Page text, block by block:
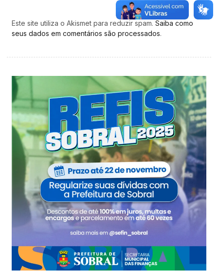
Este site utiliza o Akismet para reduzir spam. Saiba como
seus dados em comentários são processados.